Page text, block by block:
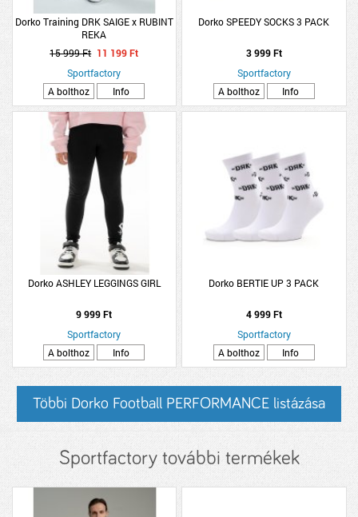
Dorko Training DRK SAIGE x RUBINT
REKA
15 999 Ft 11 199 Ft
Sportfactory
A bolthoz
Info
Dorko SPEEDY SOCKS 3 PACK
3 999 Ft
Sportfactory
A bolthoz
Info
Dorko ASHLEY LEGGINGS GIRL
9 999 Ft
Sportfactory
A bolthoz
Info
Dorko BERTIE UP 3 PACK
4 999 Ft
Sportfactory
A bolthoz
Info
Többi Dorko Football PERFORMANCE listázása
Sportfactory további termékek